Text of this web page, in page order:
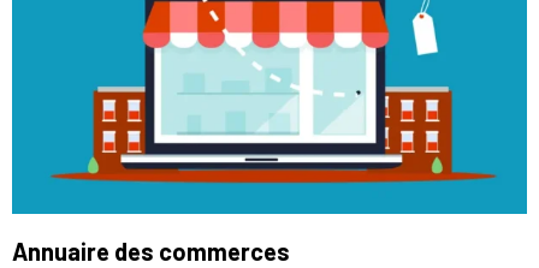
Annuaire des commerces